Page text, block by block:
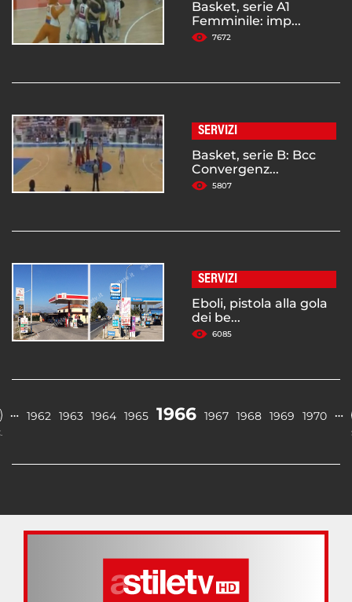
Basket, serie A1
Femminile: imp...
7672
SERVIZI
Basket, serie B: Bcc
Convergenz...
5807
SERVIZI
Eboli, pistola alla gola
dei be...
6085
… 1962 1963 1964 1965 1966 1967 1968 1969 1970 …